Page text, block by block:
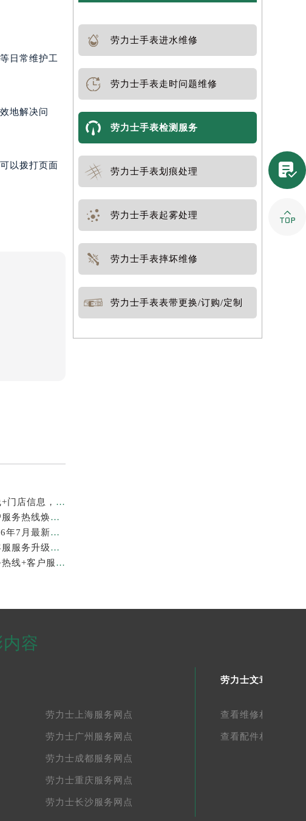
日常维护工
地解决问
以拨打页面
2026年7月最新！劳力士佛山官方专柜服务热线+门店信息，一篇全解
重磅通告｜2026年7月劳力士沈阳官方专柜客户服务热线焕新发布
权威公告！劳力士广州官方专柜服务升级｜2026年7月最新客服热线及专柜信息通告
官方通知｜2026年7月劳力士扬州专柜热线，客服服务升级公告
2026年7月最新发布｜劳力士金华官方专柜服务热线+客户服务电话汇总
劳力士手表进水维修
劳力士手表走时问题维修
劳力士手表检测服务
劳力士手表划痕处理
劳力士手表起雾处理
劳力士手表摔坏维修
劳力士手表表带更换/订购/定制
容
劳力士上海服务网点
劳力士广州服务网点
劳力士成都服务网点
劳力士重庆服务网点
劳力士长沙服务网点
劳力士文章库
查看维修相关文章
查看配件相关文章

